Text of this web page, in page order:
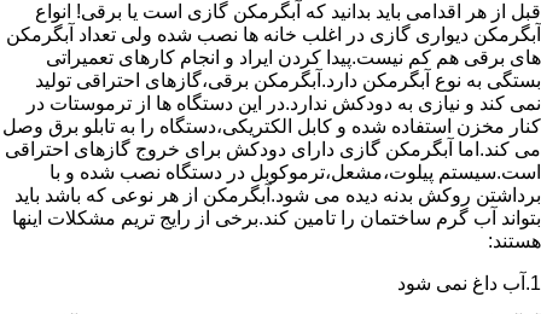
قبل از هر اقدامی باید بدانید که آبگرمکن گازی است یا برقی! انواع
آبگرمکن دیواری گازی در اغلب خانه ها نصب شده ولی تعداد آبگرمکن
های برقی هم کم نیست.پیدا کردن ایراد و انجام کارهای تعمیراتی
بستگی به نوع آبگرمکن دارد.آبگرمکن برقی،گازهای احتراقی تولید
نمی کند و نیازی به دودکش ندارد.در این دستگاه ها از ترموستات در
کنار مخزن استفاده شده و کابل الکتریکی،دستگاه را به تابلو برق وصل
می کند.اما آبگرمکن گازی دارای دودکش برای خروج گازهای احتراقی
است.سیستم پیلوت،مشعل،ترموکوبل در دستگاه نصب شده و با
برداشتن روکش بدنه دیده می شود.آبگرمکن از هر نوعی که باشد باید
بتواند آب گرم ساختمان را تامین کند.برخی از رایج تریم مشکلات اینها
هستند:
1.آب داغ نمی شود